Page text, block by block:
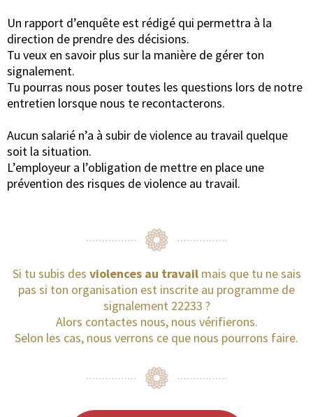
Un rapport d’enquête est rédigé qui permettra à la
direction de prendre des décisions.
Tu veux en savoir plus sur la manière de gérer ton
signalement.
Tu pourras nous poser toutes les questions lors de notre
entretien lorsque nous te recontacterons.
Aucun salarié n’a à subir de violence au travail quelque
soit la situation.
L’employeur a l’obligation de mettre en place une
prévention des risques de violence au travail.
Si tu subis des violences au travailmais que tu ne sais
pas si ton organisation est inscrite au programme de
signalement 22233 ?
Alors contactes nous, nous vérifierons.
Selon les cas, nous verrons ce que nous pourrons faire.